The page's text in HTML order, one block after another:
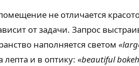
не отличается
от задачи. Запрос
наполняется светом
лепта и в оптику: «beautiful